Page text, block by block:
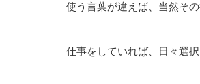
使う言葉が違えば、当然そ
仕事をしていれば、日々選